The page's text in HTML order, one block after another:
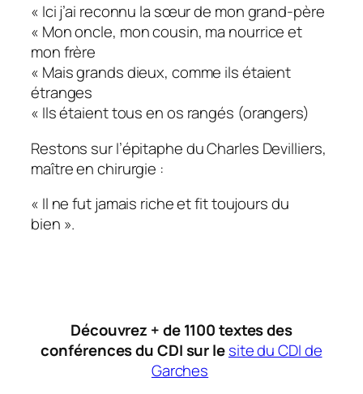
« Ici j’ai reconnu la sœur de mon grand-père
« Mon oncle, mon cousin, ma nourrice et
mon frère
« Mais grands dieux, comme ils étaient
étranges
« Ils étaient tous enos rangés (orangers)
Restons sur l’épitaphe du Charles Devilliers,
maître en chirurgie :
« Il ne fut jamais riche et fit toujours du
bien ».
Découvrez + de 1100 textes des
conférences du CDI sur lesite du CDI de
Garches